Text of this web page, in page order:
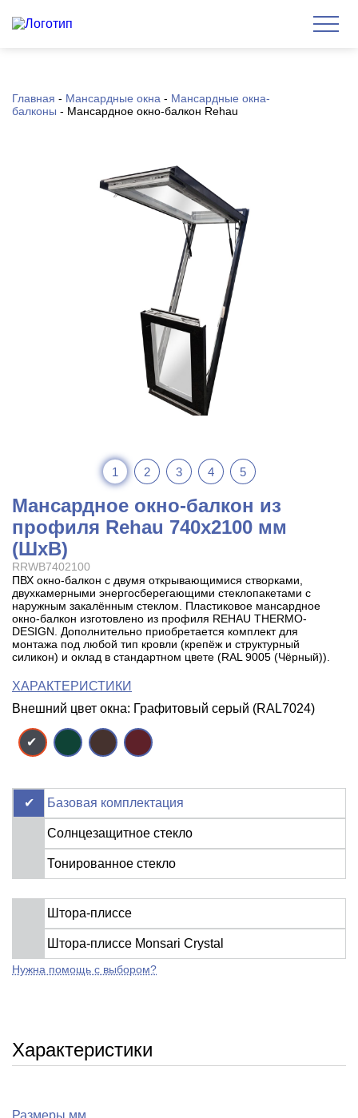
Главная - Мансардные окна - Мансардные окна-
балконы - Мансардное окно-балкон Rehau
1 2 3 4 5
Мансардное окно-балкон из
профиля Rehau 740x2100 мм
(ШхВ)
RRWB7402100
ПВХ окно-балкон с двумя открывающимися створками,
двухкамерными энергосберегающими стеклопакетами с
наружным закалённым стеклом. Пластиковое мансардное
окно-балкон изготовлено из профиля REHAU THERMO-
DESIGN. Дополнительно приобретается комплект для
монтажа под любой тип кровли (крепёж и структурный
силикон) и оклад в стандартном цвете (RAL 9005 (Чёрный)).
ХАРАКТЕРИСТИКИ
Внешний цвет окна: Графитовый серый (RAL7024)
Базовая комплектация
Солнцезащитное стекло
Тонированное стекло
Штора-плиссе
Штора-плиссе Monsari Crystal
Нужна помощь с выбором?
Характеристики